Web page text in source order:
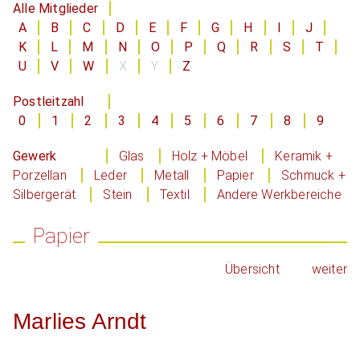
Alle Mitglieder
A
B C D E F G H
J
K
L M N O P Q R S
T
U
V W X Y Z
Postleitzahl
0
1 2 3 4 5 6 7 8 9
Gewerk Glas Holz + Möbel
Keramik +
Porzellan
Leder Metall Papier
Schmuck +
Silbergerät
Stein Textil Andere Werkbereiche
Papier
Übersicht weiter
Marlies Arndt